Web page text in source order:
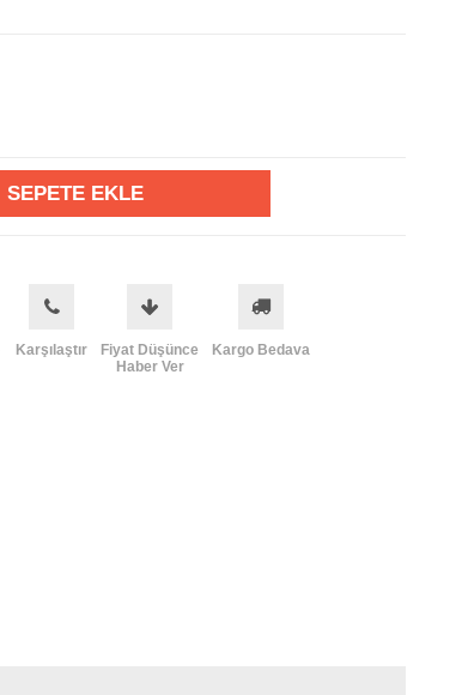
Karşılaştır
Fiyat Düşünce
Haber Ver
Kargo Bedava